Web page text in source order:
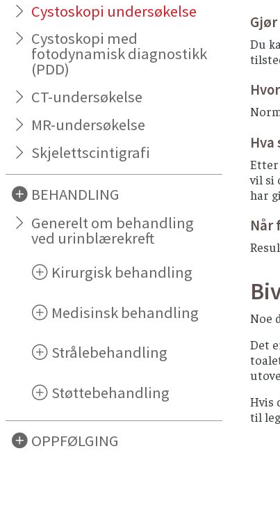
Cystoskopi undersøkelse
Cystoskopi med
fotodynamisk diagnostikk
(PDD)
CT-undersøkelse
MR-undersøkelse
Skjelettscintigrafi
BEHANDLING
Generelt om behandling
ved urinblærekreft
Kirurgisk behandling
Medisinsk behandling
Strålebehandling
Støttebehandling
OPPFØLGING
Du
Etter
vil si
har
Når
Noe
Det
Hvis
til